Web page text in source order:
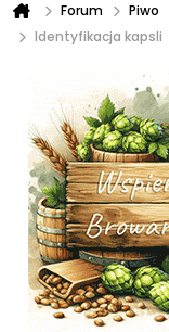
Forum Piwo
Identyfikacja kapsli